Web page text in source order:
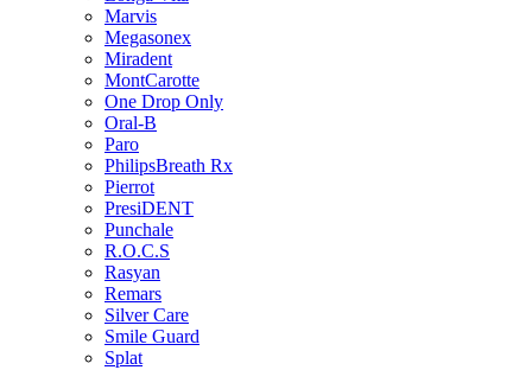
Marvis
Megasonex
Miradent
MontCarotte
One Drop Only
Oral-B
Paro
PhilipsBreath Rx
Pierrot
PresiDENT
Punchale
R.O.C.S
Rasyan
Remars
Silver Care
Smile Guard
Splat